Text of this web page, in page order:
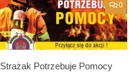
0
Strażak Potrzebuje Pomocy